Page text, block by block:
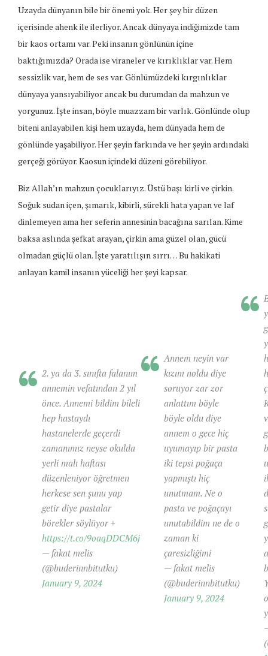
Uzayda dünyanın bile bir önemi yok. Her şey bir düzen
içerisinde ahenk ile ilerliyor. Ancak dünyaya indiğimizde tam
bir kaos ortamı var. Peki insanın gönlünün içine
baktığımızda? Orada ise viraneler ve kırıklıklar var. Hem
sessizlik var, hem de ses var. Gönlümüzdeki kırgınlıklar
dünyaya yansıyabiliyor ancak bu durumdan da mahzun ve
yorgunuz. İşte insan, böyle muazzam bir varlık. Gönlünde olup
biteni anlayabilen kişi hem uzayda, hem dünyada hem de
gönlünde yaşabiliyor. Her şeyin farkında ve her şeyin ardındaki
gerçeği görüyor. Kaosun içindeki düzeni görebiliyor.
Biz Allah’ın mahzun çocuklarıyız. Üstü başı kirli ve çirkin.
Soğuk sudan içen, şımarık, kibirli, sürekli hata yapan ve laf
dinlemeyen ama her seferin annesinin bacağına sarılan. Kime
baksa aslında şefkat arayan, çirkin ama güzel olan, gücü
olmadan güçlü olan. İşte yaratılışın sırrı… Bu hakikati
anlayan kamil insanın yüceliği her şeyi kapsar.
2. ya da 3. sınıfta falanım
annemin vefatından 2 yıl
önce. Annemi bildim bileli
hep hastaydı
hastanelerde geçerdi
zamanımız neyse okulda
yerli malı haftası
düzenleniyor öğretmen
herkese sen şunu yap
getir diye pastalar
börekler söylüyor +
https://t.co/9oaqDDCM6j
— fakat melis
(@buderinnbitutku)
January 9, 2024
Annem neyin var
kızım noldu diye
soruyor zar zor
anlattım böyle
böyle oldu diye
annem o gece hiç
uyumayıp bir pasta
iki tepsi poğaça
yapmıştı hiç
unutmam. Ne o
pasta ve poğaçayı
unutabildim ne de o
zaman ki
çaresizliğimi
— fakat melis
(@buderinnbitutku)
January 9, 2024